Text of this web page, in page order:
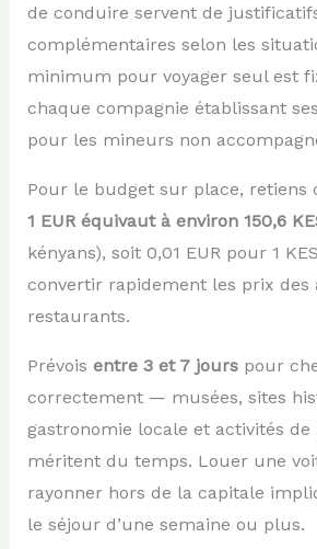
de conduire servent de
complémentaires selon les
minimum pour voyager seul est
chaque compagnie établissant
pour les mineurs non
Pour le budget sur place, retiens
1 EUR équivaut à environ 150,6
kényans), soit 0,01 EUR pour 1
convertir rapidement les prix des
restaurants.
Prévois entre 3 et 7 jourspour
correctement — musées, sites
gastronomie locale et activités de
méritent du temps. Louer une
rayonner hors de la capitale
le séjour d’une semaine ou plus.